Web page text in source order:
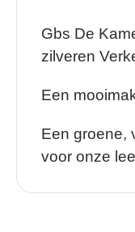
Gbs De
zilveren
Een
Een groene,
voor onze